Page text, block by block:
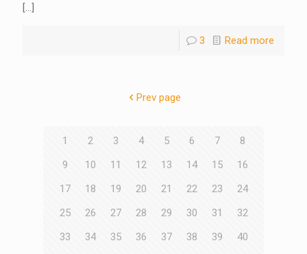
[…]
3 Read more
Prev page
1 2 3 4 5 6 7
8
9
10 11 12 13 14 15
16
17
18 19 20 21 22 23
24
25
26 27 28 29 30 31
32
33
34 35 36 37 38 39 40